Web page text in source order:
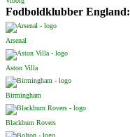
Fodboldklubber England:
Arsenal
Aston Villa
Birmingham
Blackburn Rovers